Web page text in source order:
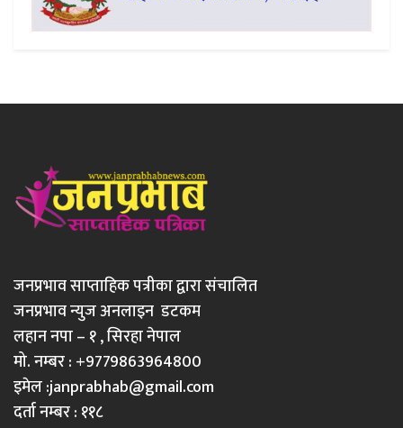
जनप्रभाव साप्ताहिक पत्रीका द्वारा संचालित
जनप्रभाव न्युज अनलाइन डटकम
लहान नपा – १ , सिरहा नेपाल
मो. नम्बर : +9779863964800
इमेल :janprabhab@gmail.com
दर्ता नम्बर : ११८